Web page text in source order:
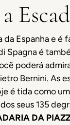
a
Espanha e
Spagna é
poderá
Bernini. As
é tida como
seus 135
DA